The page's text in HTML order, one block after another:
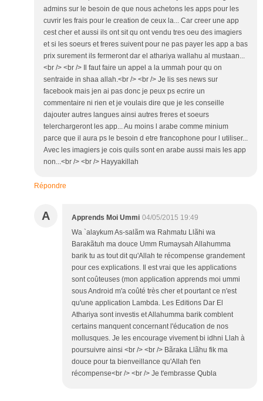
admins sur le besoin de que nous achetons les apps pour les
cuvrir les frais pour le creation de ceux la... Car creer une app
cest cher et aussi ils ont sit qu ont vendu tres oeu des imagiers
et si les soeurs et freres suivent pour ne pas payer les app a bas
prix surement ils fermeront dar el athariya wallahu al mustaan...
<br /> <br /> Il faut faire un appel a la ummah pour qu on
sentraide in shaa allah.<br /> <br /> Je lis ses news sur
facebook mais jen ai pas donc je peux ps ecrire un
commentaire ni rien et je voulais dire que je les conseille
dajouter autres langues ainsi autres freres et soeurs
telerchargeront les app... Au moins l arabe comme minium
parce que il aura ps le besoin d etre francophone pour l utiliser...
Avec les imagiers je cois quils sont en arabe aussi mais les app
non...<br /> <br /> Hayyakillah
Répondre
A Apprends Moi Ummi 04/05/2015 19:49
Wa `alaykum As-salãm wa Rahmatu Llãhi wa
Barakãtuh ma douce Umm Rumaysah Allahumma
barik tu as tout dit qu'Allah te récompense grandement
pour ces explications. Il est vrai que les applications
sont coûteuses (mon application apprends moi ummi
sous Android m'a coûté très cher et pourtant ce n'est
qu'une application Lambda. Les Editions Dar El
Athariya sont investis et Allahumma barik comblent
certains manquent concernant l'éducation de nos
mollusques. Je les encourage vivement bi idhni Llah à
poursuivre ainsi <br /> <br /> Bãraka Llãhu fik ma
douce pour ta bienveillance qu'Allah t'en
récompense<br /> <br /> Je t'embrasse Qubla